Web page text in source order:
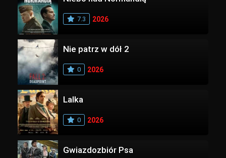
7.3 2026
Nie patrz w dół 2
0 2026
Lalka
0 2026
Gwiazdozbiór Psa